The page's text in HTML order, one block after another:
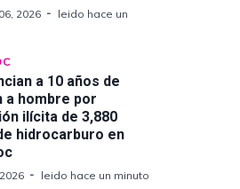
2026
leido hace un
a 10 años de
a hombre por
ilícita de 3,880
hidrocarburo en
leido hace un minuto